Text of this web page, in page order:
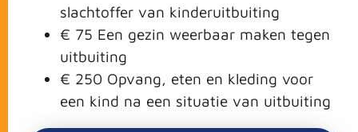
slachtoffer van kinderuitbuiting
€ 75 Een gezin weerbaar maken tegen
uitbuiting
€ 250 Opvang, eten en kleding voor
een kind na een situatie van uitbuiting